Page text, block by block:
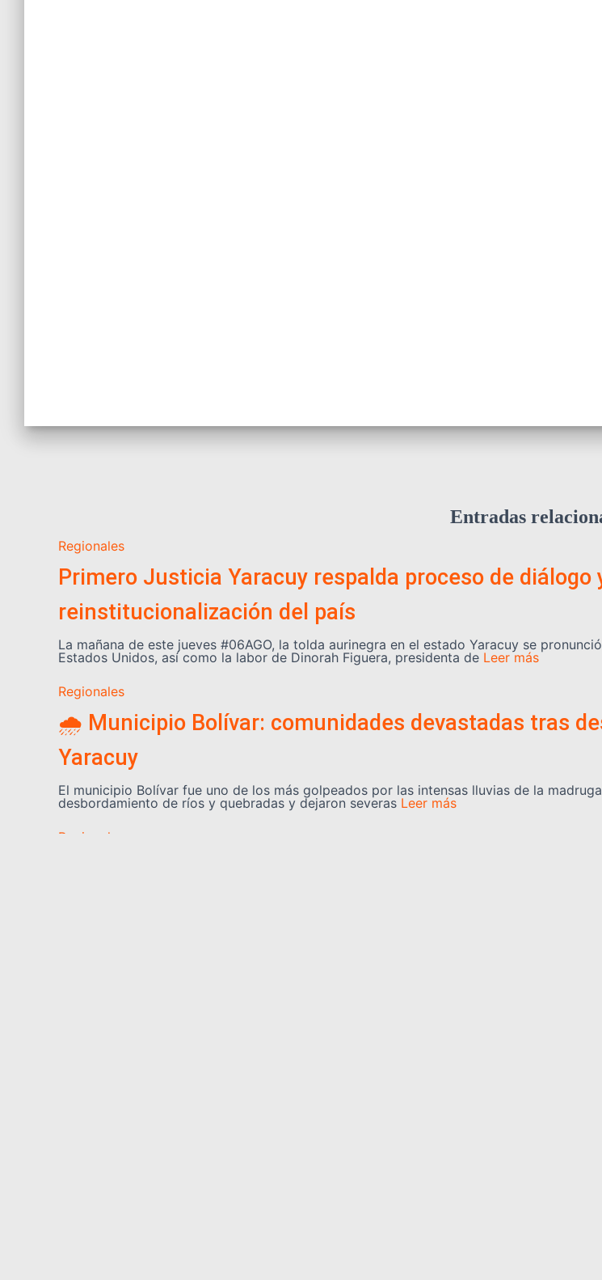
Entradas
Regionales
Primero Justicia Yaracuy respalda proceso de
reinstitucionalización del país
La mañana de este jueves #06AGO, la tolda aurinegra en el estado Yaracuy se
Estados Unidos, así como la labor de Dinorah Figuera, presidenta de Leer más
Regionales
🌧️ Municipio Bolívar: comunidades devastadas tras
Yaracuy
El municipio Bolívar fue uno de los más golpeados por las intensas lluvias de la
desbordamiento de ríos y quebradas y dejaron severas Leer más
Regionales